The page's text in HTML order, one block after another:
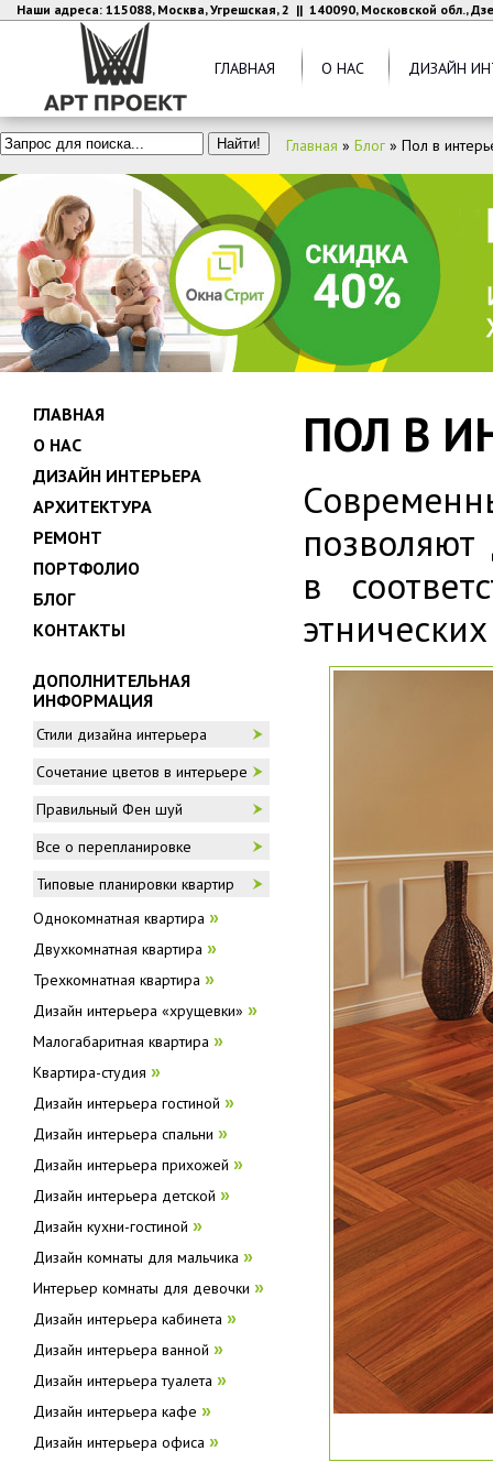
Наши адреса: 115088, Москва, Угрешская, 2 || 140090, Московской обл.,
ГЛАВНАЯ О НАС ДИЗАЙН
Главная » Блог » Пол в
ПОЛ В
в
ГЛАВНАЯ
О НАС
ДИЗАЙН ИНТЕРЬЕРА
АРХИТЕКТУРА
РЕМОНТ
ПОРТФОЛИО
БЛОГ
КОНТАКТЫ
ДОПОЛНИТЕЛЬНАЯ
ИНФОРМАЦИЯ
Стили дизайна интерьера
Сочетание цветов в интерьере
Правильный Фен шуй
Все о перепланировке
Типовые планировки квартир
Однокомнатная квартира »
Двухкомнатная квартира »
Трехкомнатная квартира »
Дизайн интерьера «хрущевки» »
Малогабаритная квартира »
Квартира-студия »
Дизайн интерьера гостиной »
Дизайн интерьера спальни »
Дизайн интерьера прихожей »
Дизайн интерьера детской »
Дизайн кухни-гостиной »
Дизайн комнаты для мальчика »
Интерьер комнаты для девочки »
Дизайн интерьера кабинета »
Дизайн интерьера ванной »
Дизайн интерьера туалета »
Дизайн интерьера кафе »
Дизайн интерьера офиса »